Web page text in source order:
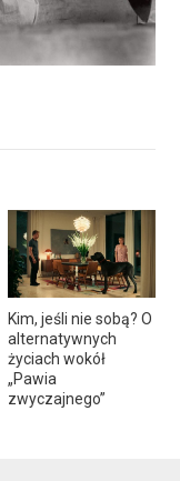
Kim, jeśli nie sobą? O
alternatywnych
życiach wokół
„Pawia
zwyczajnego”